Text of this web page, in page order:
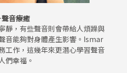
音療癒
靜，有些聲音則會帶給人煩躁與
音能夠對身體產生影響。Ismar
工作，這幾年來更潛心學習聲音
們幸福。